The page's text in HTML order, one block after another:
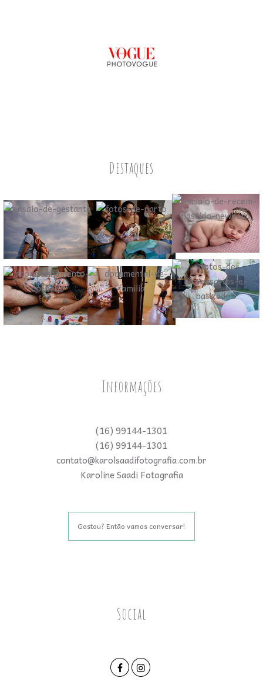
Destaques
Informações
(16) 99144-1301
(16) 99144-1301
contato@karolsaadifotografia.com.br
Karoline Saadi Fotografia
Gostou? Então vamos conversar!
Social